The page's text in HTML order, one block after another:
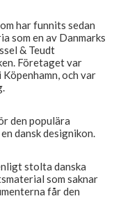
har funnits sedan
som en av Danmarks
& Teudt
Företaget var
och var
den populära
dansk designikon.
stolta danska
som saknar
får den